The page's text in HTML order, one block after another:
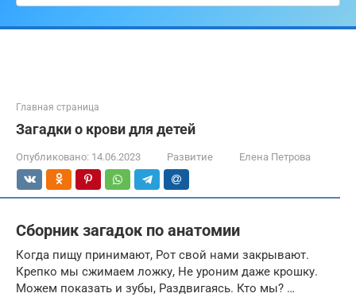
Главная страница
Загадки о крови для детей
Опубликовано: 14.06.2023 Развитие Елена Петрова
Сборник загадок по анатомии
Когда пищу принимают, Рот свой нами закрывают.
Крепко мы сжимаем ложку, Не уроним даже крошку.
Можем показать и зубы, Раздвигаясь. Кто мы? …